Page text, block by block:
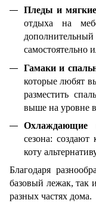
Пледы и
отдыха на
самостоятельно
Гамаки и
которые любят
разместить
выше на уровне
Охлаждающие
сезона:
коту
Благодаря
базовый лежак, так
разных частях дома.